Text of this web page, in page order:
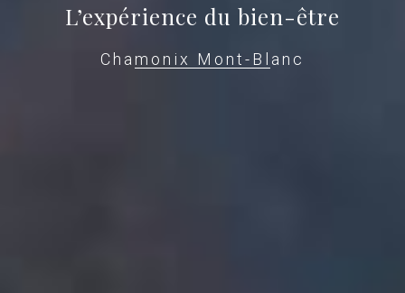
L’expérience du bien-être
Chamonix Mont-Blanc